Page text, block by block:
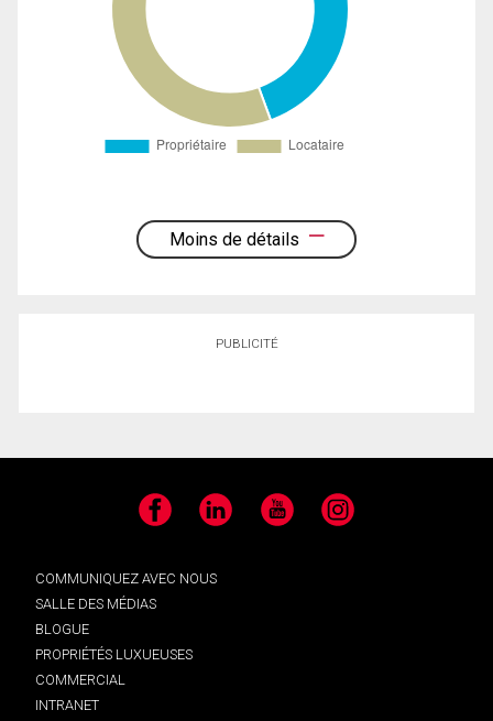
Moins de détails
PUBLICITÉ
Facebook LinkedIn YouTube Instagram
COMMUNIQUEZ AVEC NOUS
SALLE DES MÉDIAS
BLOGUE
PROPRIÉTÉS LUXUEUSES
COMMERCIAL
INTRANET